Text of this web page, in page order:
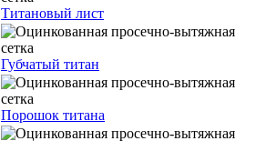
Титановый лист
Губчатый титан
Порошок титана